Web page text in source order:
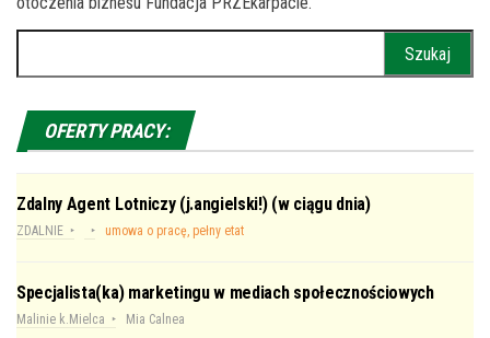
OFERTY PRACY:
Zdalny Agent Lotniczy (j.angielski!) (w ciągu dnia)
ZDALNIE umowa o pracę, pełny etat
Specjalista(ka) marketingu w mediach społecznościowych
Malinie k.Mielca Mia Calnea